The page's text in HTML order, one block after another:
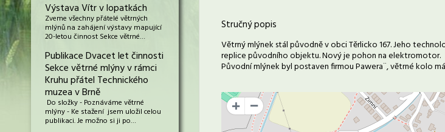
Výstava Vítr v lopatkách
Zveme všechny přátelé větrných
mlýnů na zahájení výstavy mapující
20-letou činnost Sekce větrné…
Publikace Dvacet let činnosti
Sekce větrné mlýny v rámci
Kruhu přátel Technického
muzea v Brně
Do složky - Poznáváme větrné
mlýny - Ke stažení jsem uložil celou
publikaci. Je možno si ji po…
Stručný popis
Větrný mlýnek stál původně v obci Těrlicko 167. Jeho
replice původního objektu. Nový je pohon na elektromotor.
Původní mlýnek byl postaven firmou Pawera¨, větrné kolo
+